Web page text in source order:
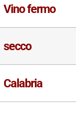
Vino fermo
secco
Calabria